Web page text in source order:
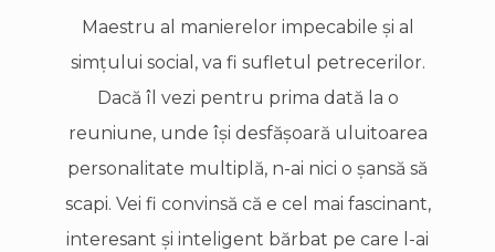
Maestru al manierelor impecabile şi al
simţului social, va fi sufletul petrecerilor.
Dacă îl vezi pentru prima dată la o
reuniune, unde îşi desfăşoară uluitoarea
personalitate multiplă, n-ai nici o şansă să
scapi. Vei fi convinsă că e cel mai fascinant,
interesant şi inteligent bărbat pe care l-ai